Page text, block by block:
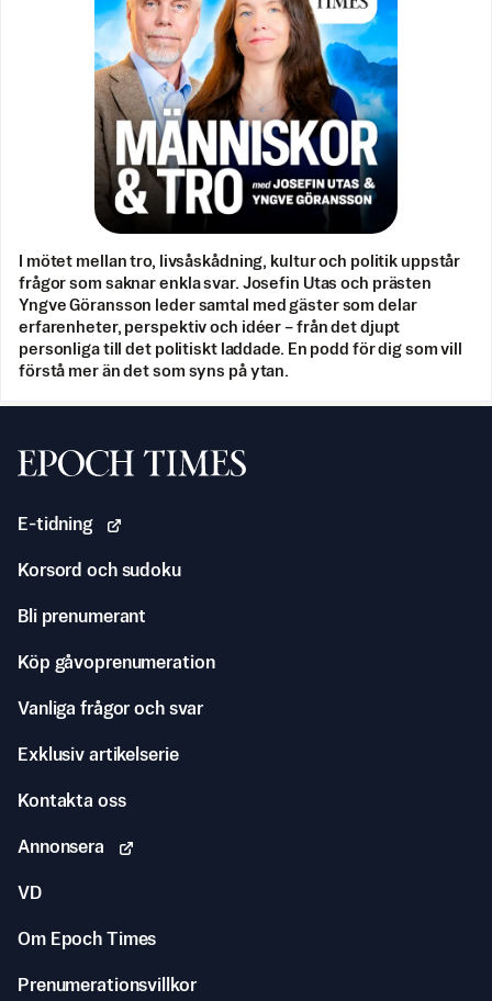
I mötet mellan tro, livsåskådning, kultur och politik uppstår
frågor som saknar enkla svar. Josefin Utas och prästen
Yngve Göransson leder samtal med gäster som delar
erfarenheter, perspektiv och idéer – från det djupt
personliga till det politiskt laddade. En podd för dig som vill
förstå mer än det som syns på ytan.
Svenska Epoch Times
E-tidning
Korsord och sudoku
Bli prenumerant
Köp gåvoprenumeration
Vanliga frågor och svar
Exklusiv artikelserie
Kontakta oss
Annonsera
VD
Om Epoch Times
Prenumerationsvillkor